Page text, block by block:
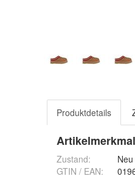
Produktdetails
Zustand:
Neu
GTIN / EAN: